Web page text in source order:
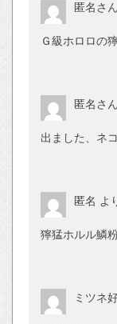
匿名さん
Ｇ級ホロロの
匿名さん
出ました、ネ
匿名 よ
獰猛ホルル鱗
ミツネ